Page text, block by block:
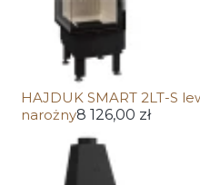
HAJDUK SMART 2LT-S
narożny8 126,00 zł